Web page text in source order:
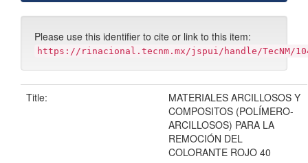
Please use this identifier to cite or link to this item:
https://rinacional.tecnm.mx/jspui/handle/TecNM/
Title:
MATERIALES ARCILLOSOS Y
COMPOSITOS (POLÍMERO-
ARCILLOSOS) PARA LA
REMOCIÓN DEL
COLORANTE ROJO 40